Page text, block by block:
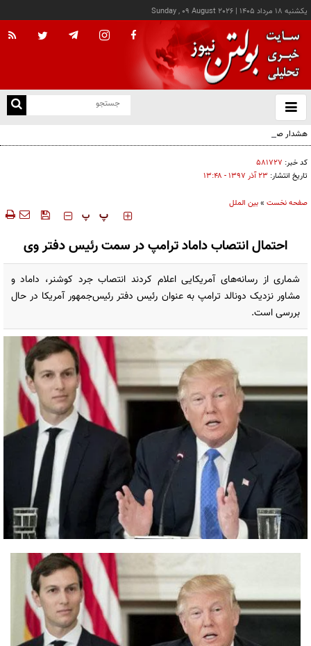
يکشنبه ۱۸ مرداد ۱۴۰۵ |
Sunday , 09 August 2026
باز
و
هشدار صنعا به عربستان: وقت تلف نکنید
کد خبر: ۵۸۱۷۲۷
تاریخ انتشار: ۲۳ آذر ۱۳۹۷ - ۱۳:۴۸
صفحه نخست »بین الملل
‍‍‍ پ پ
احتمال انتصاب داماد ترامپ در سمت رئیس دفتر وی
شماری از رسانه‌های آمریکایی اعلام کردند انتصاب جرد کوشنر، داماد و
مشاور نزدیک دونالد ترامپ به عنوان رئیس دفتر رئیس‌جمهور آمریکا در حال
بررسی است.